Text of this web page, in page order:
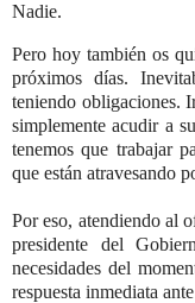
Nadie.
Pero hoy también os
próximos días.
teniendo obligaciones.
simplemente acudir a
tenemos que trabajar
que están atravesando
Por eso, atendiendo al
presidente del
necesidades del
respuesta inmediata